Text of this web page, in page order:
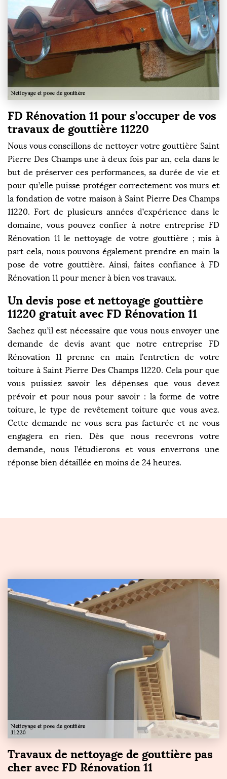
FD Rénovation 11 pour s’occuper de vos
travaux de gouttière 11220
Nous vous conseillons de nettoyer votre gouttière Saint
Pierre Des Champs une à deux fois par an, cela dans le
but de préserver ces performances, sa durée de vie et
pour qu’elle puisse protéger correctement vos murs et
la fondation de votre maison à Saint Pierre Des Champs
11220. Fort de plusieurs années d’expérience dans le
domaine, vous pouvez confier à notre entreprise FD
Rénovation 11 le nettoyage de votre gouttière ; mis à
part cela, nous pouvons également prendre en main la
pose de votre gouttière. Ainsi, faites confiance à FD
Rénovation 11 pour mener à bien vos travaux.
Un devis pose et nettoyage gouttière
11220 gratuit avec FD Rénovation 11
Sachez qu’il est nécessaire que vous nous envoyer une
demande de devis avant que notre entreprise FD
Rénovation 11 prenne en main l’entretien de votre
toiture à Saint Pierre Des Champs 11220. Cela pour que
vous puissiez savoir les dépenses que vous devez
prévoir et pour nous pour savoir : la forme de votre
toiture, le type de revêtement toiture que vous avez.
Cette demande ne vous sera pas facturée et ne vous
engagera en rien. Dès que nous recevrons votre
demande, nous l’étudierons et vous enverrons une
réponse bien détaillée en moins de 24 heures.
Travaux de nettoyage de gouttière pas
cher avec FD Rénovation 11